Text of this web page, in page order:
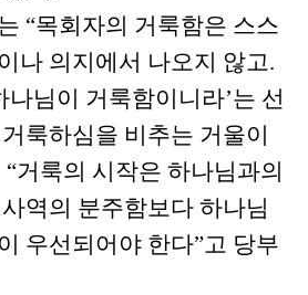
“목회자의 거룩함은 스스
나 의지에서 나오지 않고.
나님이 거룩함이니라’는 선
룩하심을 비추는 거울이
거룩의 시작은 하나님과의
역의 분주함보다 하나님
우선되어야 한다”고 당부